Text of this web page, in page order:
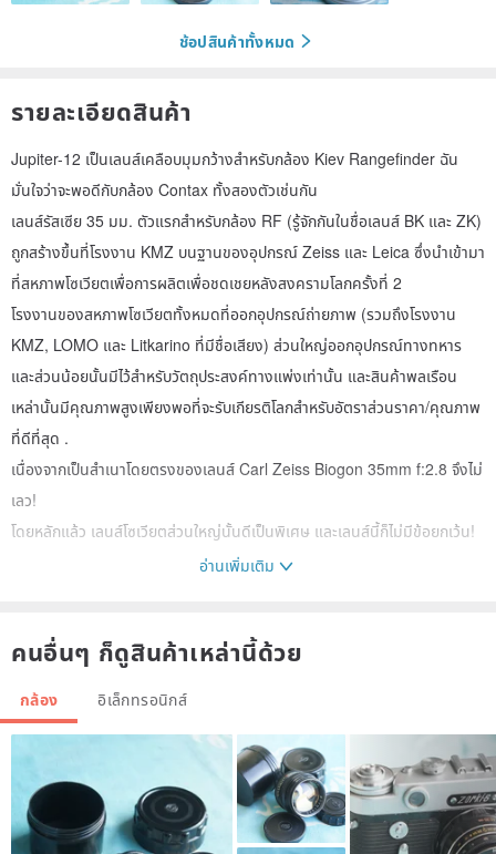
ช้อปสินค้าทั้งหมด
รายละเอียดสินค้า
Jupiter-12 เป็นเลนส์เคลือบมุมกว้างสำหรับกล้อง Kiev Rangefinder ฉัน
มั่นใจว่าจะพอดีกับกล้อง Contax ทั้งสองตัวเช่นกัน
เลนส์รัสเซีย 35 มม. ตัวแรกสำหรับกล้อง RF (รู้จักกันในชื่อเลนส์ BK และ ZK)
ถูกสร้างขึ้นที่โรงงาน KMZ บนฐานของอุปกรณ์ Zeiss และ Leica ซึ่งนำเข้ามา
ที่สหภาพโซเวียตเพื่อการผลิตเพื่อชดเชยหลังสงครามโลกครั้งที่ 2
โรงงานของสหภาพโซเวียตทั้งหมดที่ออกอุปกรณ์ถ่ายภาพ (รวมถึงโรงงาน
KMZ, LOMO และ Litkarino ที่มีชื่อเสียง) ส่วนใหญ่ออกอุปกรณ์ทางทหาร
และส่วนน้อยนั้นมีไว้สำหรับวัตถุประสงค์ทางแพ่งเท่านั้น และสินค้าพลเรือน
เหล่านั้นมีคุณภาพสูงเพียงพอที่จะรับเกียรติโลกสำหรับอัตราส่วนราคา/คุณภาพ
ที่ดีที่สุด .
เนื่องจากเป็นสำเนาโดยตรงของเลนส์ Carl Zeiss Biogon 35mm f:2.8 จึงไม่
เลว!
โดยหลักแล้ว เลนส์โซเวียตส่วนใหญ่นั้นดีเป็นพิเศษ และเลนส์นี้ก็ไม่มีข้อยกเว้น!
กระจกสะอาดมาก ไม่มีรอยขีดข่วน รอยแยก หรือเชื้อรา
เลนส์สวยสภาพดี ใช้งานปกติ... ขอดูรูปสินค้าหน่อยนะครับ
มีครบทุกฟังค์ชั่น
* โฟกัส 35 มม.
อ่านเพิ่มเติม
คนอื่นๆ ก็ดูสินค้าเหล่านี้ด้วย
กล้อง อิเล็กทรอนิกส์